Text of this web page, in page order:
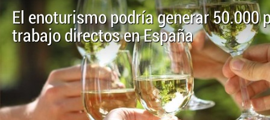
El enoturismo podría generar 50.000
trabajo directos en España